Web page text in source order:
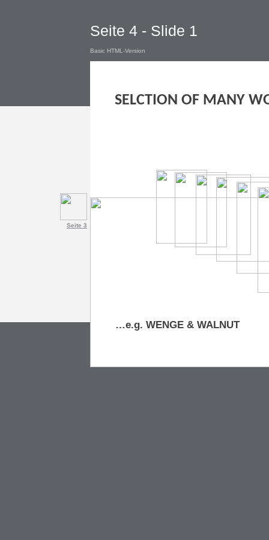
Seite 4 - Slide 1
Basic HTML-Version
Seite 3
SELCTION OF MANY
…e.g. WENGE & WALNUT